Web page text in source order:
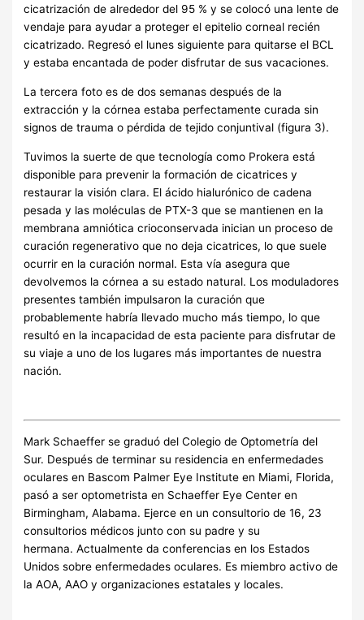
cicatrización de alrededor del 95 % y se colocó una lente de
vendaje para ayudar a proteger el epitelio corneal recién
cicatrizado. Regresó el lunes siguiente para quitarse el BCL
y estaba encantada de poder disfrutar de sus vacaciones.
La tercera foto es de dos semanas después de la
extracción y la córnea estaba perfectamente curada sin
signos de trauma o pérdida de tejido conjuntival (figura 3).
Tuvimos la suerte de que tecnología como Prokera está
disponible para prevenir la formación de cicatrices y
restaurar la visión clara. El ácido hialurónico de cadena
pesada y las moléculas de PTX-3 que se mantienen en la
membrana amniótica crioconservada inician un proceso de
curación regenerativo que no deja cicatrices, lo que suele
ocurrir en la curación normal. Esta vía asegura que
devolvemos la córnea a su estado natural. Los moduladores
presentes también impulsaron la curación que
probablemente habría llevado mucho más tiempo, lo que
resultó en la incapacidad de esta paciente para disfrutar de
su viaje a uno de los lugares más importantes de nuestra
nación.
Mark Schaeffer se graduó del Colegio de Optometría del
Sur. Después de terminar su residencia en enfermedades
oculares en Bascom Palmer Eye Institute en Miami, Florida,
pasó a ser optometrista en Schaeffer Eye Center en
Birmingham, Alabama. Ejerce en un consultorio de 16, 23
consultorios médicos junto con su padre y su
hermana. Actualmente da conferencias en los Estados
Unidos sobre enfermedades oculares. Es miembro activo de
la AOA, AAO y organizaciones estatales y locales.